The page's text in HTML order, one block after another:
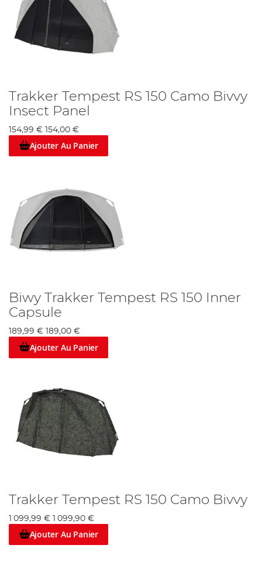
Trakker Tempest RS 150 Camo Bivvy
Insect Panel
154,99 € 154,00 €
Ajouter Au Panier
Biwy Trakker Tempest RS 150 Inner
Capsule
189,99 € 189,00 €
Ajouter Au Panier
Trakker Tempest RS 150 Camo Bivvy
1 099,99 € 1 099,90 €
Ajouter Au Panier